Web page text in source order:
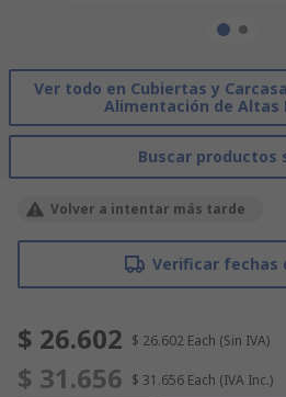
Ver todo en Cubiertas y
Alimentación de Altas
Buscar productos
Volver a intentar más tarde
Verificar fechas
$ 26.602 $ 26.602 Each (Sin IVA)
$ 31.656 $ 31.656 Each (IVA Inc.)